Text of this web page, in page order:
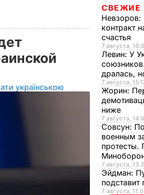
українською
СВЕЖИЕ
Невзоров:
контракт
счастья
7 августа,
Левин: У
дралась,
7 августа,
Жорин:
ниже
7 августа,
Совсун:
военным
протесты.
7 августа,
Эйдман:
подставит
7 августа,